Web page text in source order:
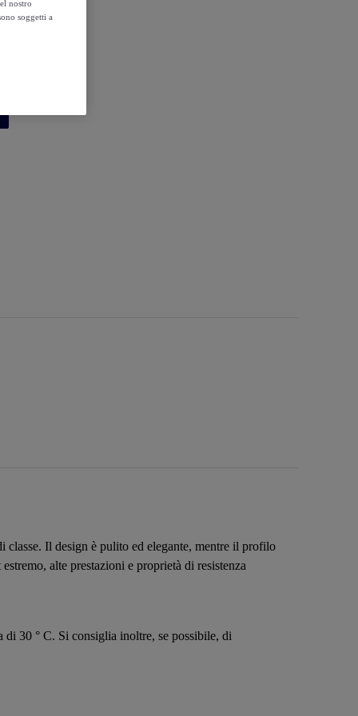
Il design è pulito ed elegante, mentre il profilo
alte prestazioni e proprietà di resistenza
30 ° C. Si consiglia inoltre, se possibile, di
nostro
soggetti a